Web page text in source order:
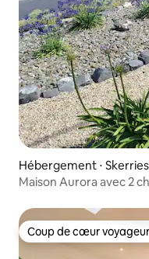
Hébergement ⋅ Skerries
Maison Aurora avec 2
Coup de cœur
Coup de cœur